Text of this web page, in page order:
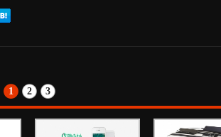
1 2 3